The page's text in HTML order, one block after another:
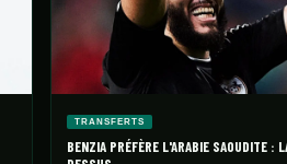
TRANSFERTS
BENZIA PRÉFÈRE L'ARABIE SAOUDITE :